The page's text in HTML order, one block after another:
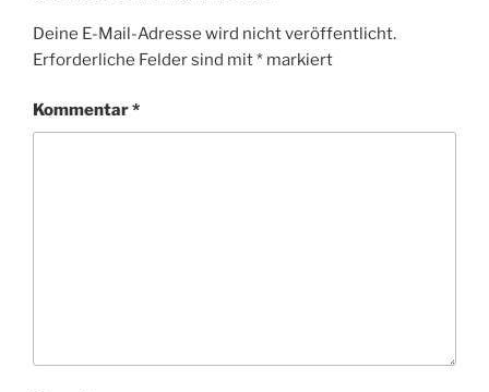
Deine E-Mail-Adresse wird nicht veröffentlicht.
Erforderliche Felder sind mit* markiert
Kommentar*